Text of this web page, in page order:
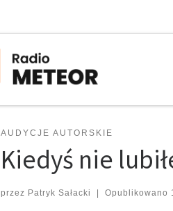
AUDYCJE AUTORSKIE
Kiedyś nie
przez Patryk Sałacki | Opublikowano